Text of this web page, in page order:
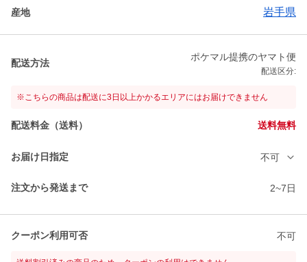
産地 岩手県
配送方法
ポケマル提携のヤマト便
配送区分:
※こちらの商品は配送に3日以上かかるエリアにはお届けできません
配送料金（送料） 送料無料
お届け日指定 不可
注文から発送まで 2~7日
クーポン利用可否 不可